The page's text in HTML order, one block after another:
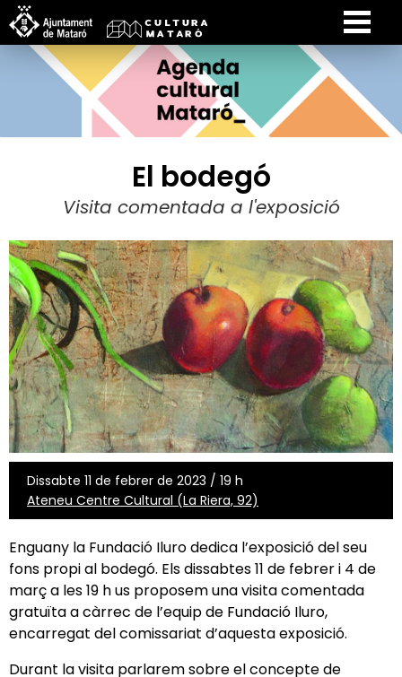
El bodegó
Visita comentada a l'exposició
Dissabte 11 de febrer de 2023 / 19 h
Ateneu Centre Cultural (La Riera, 92)
Enguany la Fundació Iluro dedica l’exposició del seu
fons propi al bodegó. Els dissabtes 11 de febrer i 4 de
març a les 19 h us proposem una visita comentada
gratuïta a càrrec de l’equip de Fundació Iluro,
encarregat del comissariat d’aquesta exposició.
Durant la visita parlarem sobre el concepte de